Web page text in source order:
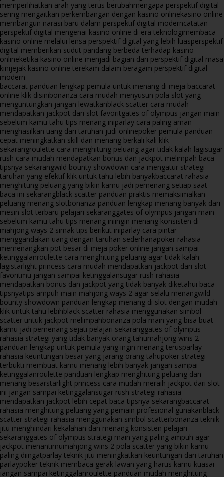
memperlihatkan arah yang terus berubahmengapa perspektif digital
sering mengaitkan perkembangan dengan kasino onlinekasino online
membangun narasi baru dalam perspektif digital moderncatatan
perspektif digital mengenai kasino online di era teknologimembaca
kasino online melalui lensa perspektif digital yang lebih luasperspektif
digital memberikan sudut pandang berbeda terhadap kasino
onlineketika kasino online menjadi bagian dari perspektif digital masa
kinijejak kasino online terekam dalam beragam perspektif digital
modern
baccarat panduan lengkap pemula untuk menang di meja baccarat
online klik disinibonanza cara mudah menyusun pola slot yang
menguntungkan jangan lewatkanblack scatter cara mudah
mendapatkan jackpot dari slot favoritgates of olympus jangan main
sebelum kamu tahu tips menang iniparlay cara paling aman
menghasilkan uang dari taruhan judi onlinepoker pemula panduan
cepat meningkatkan skill dan menang berkali kali klik
sekarangroulette cara menghitung peluang agar tidak kalah lagisugar
rush cara mudah mendapatkan bonus dan jackpot melimpah baca
tipsnya sekarangwild bounty showdown cara mengatur strategi
taruhan yang efektif klik untuk tahu lebih banyakbaccarat rahasia
menghitung peluang yang bikin kamu jadi pemenang setiap saat
baca ini sekarangblack scatter panduan praktis memaksimalkan
peluang menang slotbonanza panduan lengkap menang banyak dari
mesin slot terbaru pelajari sekaranggates of olympus jangan main
sebelum kamu tahu tips menang iniingin menang konsisten di
mahjong ways 2 simak tips berikut iniparlay cara pintar
menggandakan uang dengan taruhan sederhanapoker rahasia
memenangkan pot besar di meja poker online jangan sampai
ketinggalanroulette cara menghitung peluang agar tidak kalah
lagistarlight princess cara mudah mendapatkan jackpot dari slot
favoritmu jangan sampai ketinggalansugar rush rahasia
mendapatkan bonus dan jackpot yang tidak banyak diketahui baca
tipsnyatips ampuh main mahjong ways 2 agar selalu menangwild
bounty showdown panduan lengkap menang di slot dengan mudah
klik untuk tahu lebihblack scatter rahasia menggunakan simbol
scatter untuk jackpot melimpahbonanza pola main yang bisa buat
kamu jadi pemenang sejati pelajari sekaranggates of olympus
rahasia strategi yang tidak banyak orang tahumahjong wins 2
panduan lengkap untuk pemula yang ingin menang terusparlay
rahasia keuntungan besar yang jarang orang tahupoker strategi
terbukti membuat kamu menang lebih banyak jangan sampai
ketinggalanroulette panduan lengkap menghitung peluang dan
menang besarstarlight princess cara mudah meraih jackpot dari slot
ini jangan sampai ketinggalansugar rush strategi rahasia
mendapatkan jackpot lebih cepat baca tipsnya sekarangbaccarat
rahasia menghitung peluang yang pemain profesional gunakanblack
scatter strategi rahasia menggunakan simbol scatterbonanza teknik
jitu menghindari kekalahan dan menang konsisten pelajari
sekaranggates of olympus strategi main yang paling ampuh agar
jackpot menantimumahjong wins 2 pola scatter yang bikin kamu
paling diingatparlay teknik jitu meningkatkan keuntungan dari taruhan
parlaypoker teknik membaca gerak lawan yang harus kamu kuasai
jangan sampai ketinggalanroulette panduan mudah menghitung